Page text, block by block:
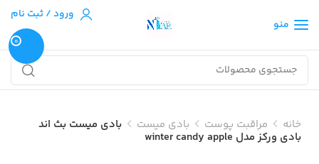
منو
ورود / ثبت نام
0
خانه مراقبت پوست بادی میست بادی میست بث اند
بادی ورکز مدل winter candy apple